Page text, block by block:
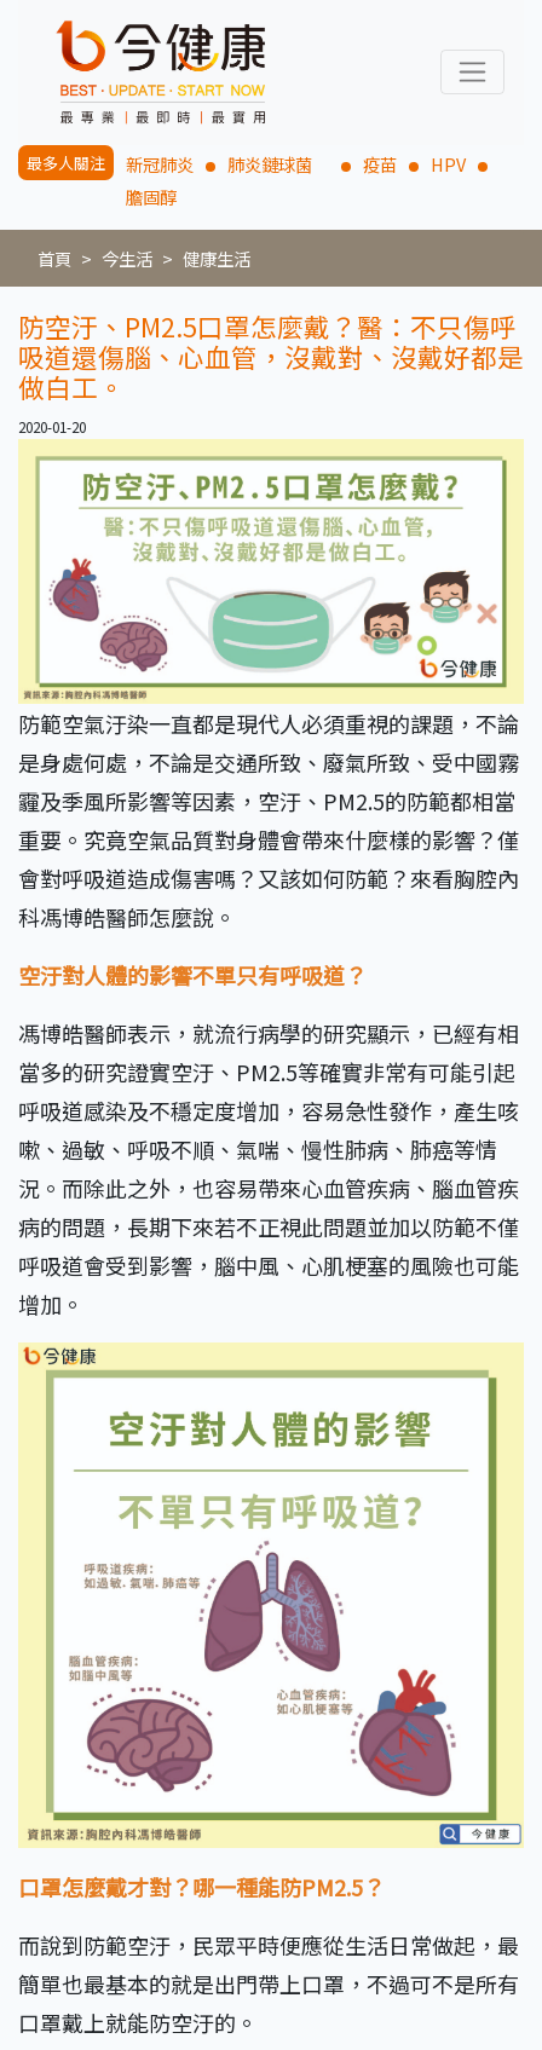
最多人關注 新冠肺炎 肺炎鏈球菌 疫苗
HPV
膽固醇
首頁 今生活 健康生活
防空汙、PM2.5口罩怎麼戴？醫：不只傷呼
吸道還傷腦、心血管，沒戴對、沒戴好都是
做白工。
2020-01-20
防範空氣汙染一直都是現代人必須重視的課題，不論
是身處何處，不論是交通所致、廢氣所致、受中國霧
霾及季風所影響等因素，空汙、PM2.5的防範都相當
重要。究竟空氣品質對身體會帶來什麼樣的影響？僅
會對呼吸道造成傷害嗎？又該如何防範？來看胸腔內
科馮博皓醫師怎麼說。
空汙對人體的影響不單只有呼吸道？
馮博皓醫師表示，就流行病學的研究顯示，已經有相
當多的研究證實空汙、PM2.5等確實非常有可能引起
呼吸道感染及不穩定度增加，容易急性發作，產生咳
嗽、過敏、呼吸不順、氣喘、慢性肺病、肺癌等情
況。而除此之外，也容易帶來心血管疾病、腦血管疾
病的問題，長期下來若不正視此問題並加以防範不僅
呼吸道會受到影響，腦中風、心肌梗塞的風險也可能
增加。
口罩怎麼戴才對？哪一種能防PM2.5？
而說到防範空汙，民眾平時便應從生活日常做起，最
簡單也最基本的就是出門帶上口罩，不過可不是所有
口罩戴上就能防空汙的。